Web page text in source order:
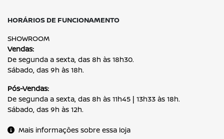
HORÁRIOS DE FUNCIONAMENTO
SHOWROOM
Vendas:
De segunda a sexta, das 8h às 18h30.
Sábado, das 9h às 18h.
Pós-Vendas:
De segunda a sexta, das 8h às 11h45 | 13h33 às 18h.
Sábado, das 9h às 12h.
Mais informações sobre essa loja